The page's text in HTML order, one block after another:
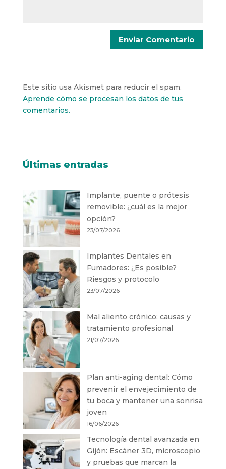
Este sitio usa Akismet para reducir el spam.
Aprende cómo se procesan los datos de tus
comentarios.
Últimas entradas
Implante, puente o prótesis
removible: ¿cuál es la mejor
opción?
23/07/2026
Implantes Dentales en
Fumadores: ¿Es posible?
Riesgos y protocolo
23/07/2026
Mal aliento crónico: causas y
tratamiento profesional
21/07/2026
Plan anti-aging dental: Cómo
prevenir el envejecimiento de
tu boca y mantener una sonrisa
joven
16/06/2026
Tecnología dental avanzada en
Gijón: Escáner 3D, microscopio
y pruebas que marcan la